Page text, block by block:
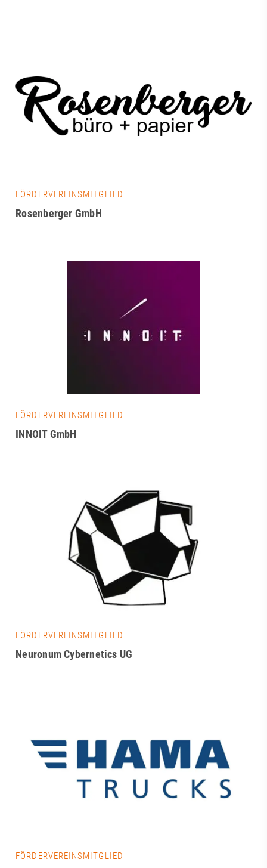
FÖRDERVEREINSMITGLIED
Rosenberger GmbH
FÖRDERVEREINSMITGLIED
INNOIT GmbH
FÖRDERVEREINSMITGLIED
Neuronum Cybernetics UG
FÖRDERVEREINSMITGLIED